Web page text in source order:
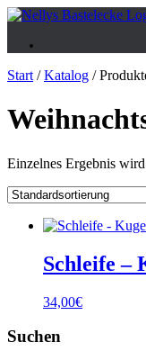
Zum
springen
Start /Katalog /
Einzelnes Ergebnis
Schleife –
34,00€
Suchen